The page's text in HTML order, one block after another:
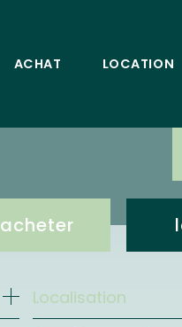
ACHAT LOCATION
acheter
de l'ancien
bureaux et commerces
Localisation